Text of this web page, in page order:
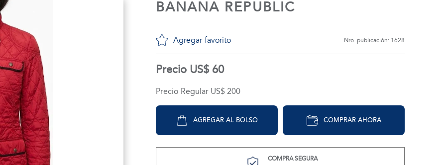
BANANA REPUBLIC
Agregar favorito Nro. publicación: 1628
Precio US$ 60
Precio Regular US$ 200
AGREGAR AL BOLSO COMPRAR AHORA
COMPRA SEGURA